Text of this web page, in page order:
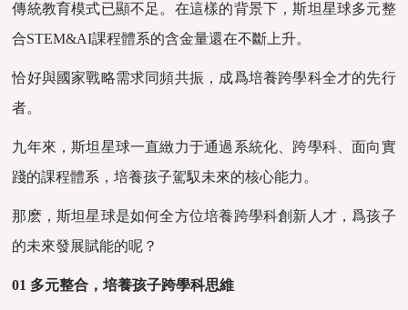
傳統教育模式已顯不足。在這樣的背景下，斯坦星球多元整
合STEM&AI課程體系的含金量還在不斷上升。
恰好與國家戰略需求同頻共振，成爲培養跨學科全才的先行
者。
九年來，斯坦星球一直緻力于通過系統化、跨學科、面向實
踐的課程體系，培養孩子駕馭未來的核心能力。
那麽，斯坦星球是如何全方位培養跨學科創新人才，爲孩子
的未來發展賦能的呢？
01 多元整合，培養孩子跨學科思維